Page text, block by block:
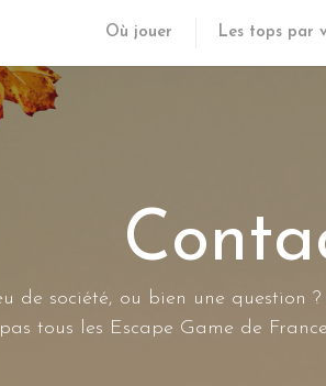
Où jouer Les tops par
de société, ou bien une question
tous les Escape Game de